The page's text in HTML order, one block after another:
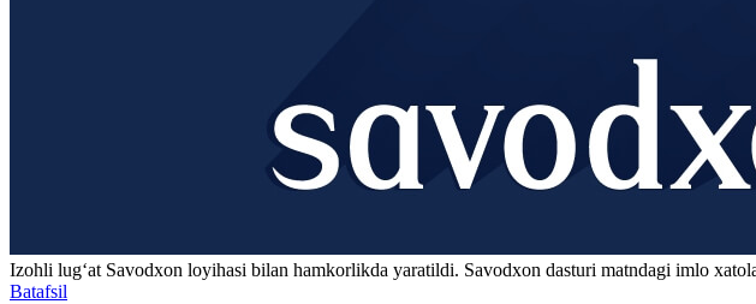
Izohli lugʻat Savodxon loyihasi bilan hamkorlikda yaratildi. Savodxon dasturi matndagi imlo
Batafsil